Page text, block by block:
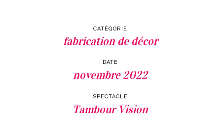
CATÉGORIE
fabrication de décor
DATE
novembre 2022
SPECTACLE
Tambour Vision